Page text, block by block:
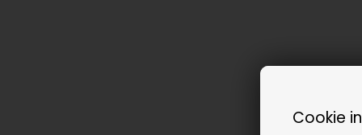
Cookie